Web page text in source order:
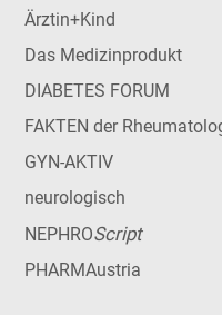
Ärztin+Kind
Das Medizinprodukt
DIABETES FORUM
FAKTEN der
GYN-AKTIV
neurologisch
NEPHROScript
PHARMAustria